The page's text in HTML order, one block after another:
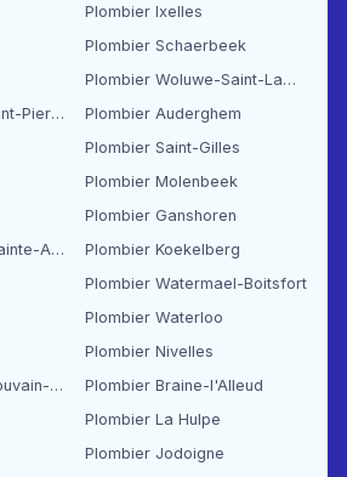
Plombier Ixelles
Plombier Schaerbeek
Plombier Woluwe-Saint-Lambert
Plombier Woluwe-Saint-Pierre
Plombier Auderghem
Plombier Saint-Gilles
Plombier Molenbeek
Plombier Ganshoren
Plombier Berchem-Sainte-Agathe
Plombier Koekelberg
Plombier Watermael-Boitsfort
Plombier Waterloo
Plombier Nivelles
Plombier Ottignies-Louvain-la-Neuve
Plombier Braine-l'Alleud
Plombier La Hulpe
Plombier Jodoigne